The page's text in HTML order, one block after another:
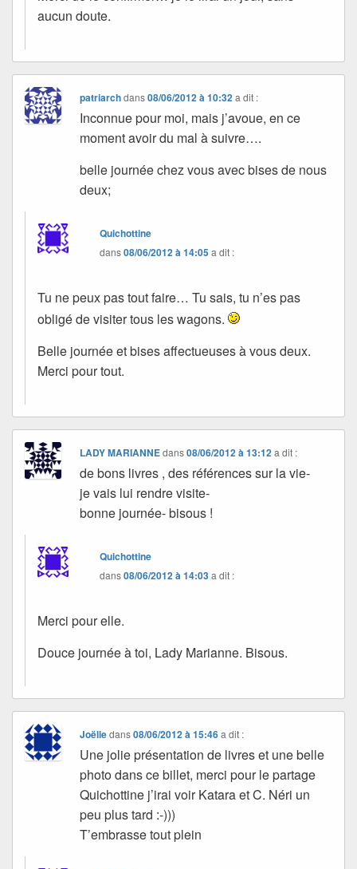
aucun doute.
patriarchdans08/06/2012 à 10:32 a dit :
Inconnue pour moi, mais j’avoue, en ce
moment avoir du mal à suivre….
belle journée chez vous avec bises de nous
deux;
Quichottine
dans08/06/2012 à 14:05a dit :
Tu ne peux pas tout faire… Tu sais, tu n’es pas
obligé de visiter tous les wagons.
Belle journée et bises affectueuses à vous deux.
Merci pour tout.
LADY MARIANNEdans08/06/2012 à 13:12 a dit :
de bons livres , des références sur la vie-
je vais lui rendre visite-
bonne journée- bisous !
Quichottine
dans08/06/2012 à 14:03a dit :
Merci pour elle.
Douce journée à toi, Lady Marianne. Bisous.
Joëlledans08/06/2012 à 15:46 a dit :
Une jolie présentation de livres et une belle
photo dans ce billet, merci pour le partage
Quichottine j’irai voir Katara et C. Néri un
peu plus tard :-)))
T’embrasse tout plein